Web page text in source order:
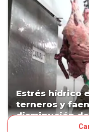
Estrés hídrico
terneros y
disminución